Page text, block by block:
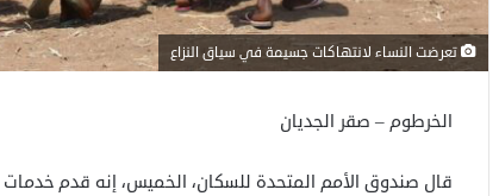
تعرضت النساء لانتهاكات جسيمة في سياق النزاع
الخرطوم – صقر الجديان
قال صندوق الأمم المتحدة للسكان، الخميس، إنه قدم خدمات